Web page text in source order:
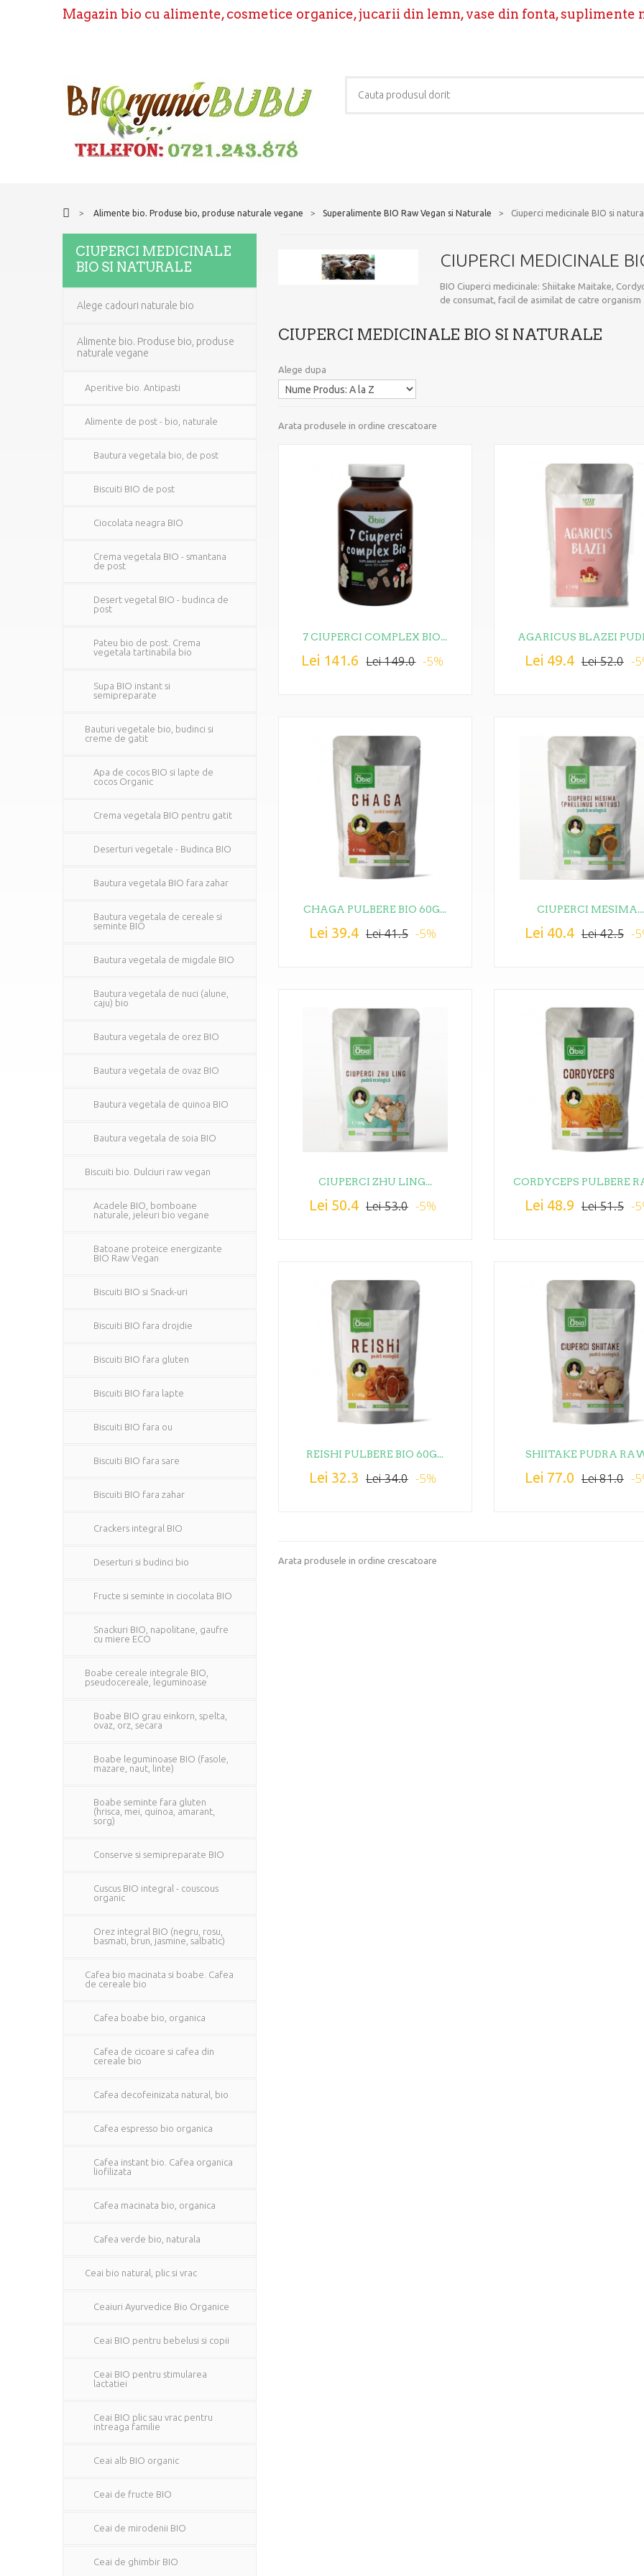
Magazin bio cu alimente, cosmetice organice, jucarii din lemn, vase din fonta, suplimente
> Alimente bio. Produse bio, produse naturale vegane > Superalimente BIO Raw Vegan si Naturale > Ciuperci medicinale BIO si
CIUPERCI MEDICINALE
BIO SI NATURALE
Alege cadouri naturale bio
Alimente bio. Produse bio, produse
naturale vegane
Aperitive bio. Antipasti
Alimente de post - bio, naturale
Bautura vegetala bio, de post
Biscuiti BIO de post
Ciocolata neagra BIO
Crema vegetala BIO - smantana
de post
Desert vegetal BIO - budinca de
post
Pateu bio de post. Crema
vegetala tartinabila bio
Supa BIO instant si
semipreparate
Bauturi vegetale bio, budinci si
creme de gatit
Apa de cocos BIO si lapte de
cocos Organic
Crema vegetala BIO pentru gatit
Deserturi vegetale - Budinca BIO
Bautura vegetala BIO fara zahar
Bautura vegetala de cereale si
seminte BIO
Bautura vegetala de migdale BIO
Bautura vegetala de nuci (alune,
caju) bio
Bautura vegetala de orez BIO
Bautura vegetala de ovaz BIO
Bautura vegetala de quinoa BIO
Bautura vegetala de soia BIO
Biscuiti bio. Dulciuri raw vegan
Acadele BIO, bomboane
naturale, jeleuri bio vegane
Batoane proteice energizante
BIO Raw Vegan
Biscuiti BIO si Snack-uri
Biscuiti BIO fara drojdie
Biscuiti BIO fara gluten
Biscuiti BIO fara lapte
Biscuiti BIO fara ou
Biscuiti BIO fara sare
Biscuiti BIO fara zahar
Crackers integral BIO
Deserturi si budinci bio
Fructe si seminte in ciocolata BIO
Snackuri BIO, napolitane, gaufre
cu miere ECO
Boabe cereale integrale BIO,
pseudocereale, leguminoase
Boabe BIO grau einkorn, spelta,
ovaz, orz, secara
Boabe leguminoase BIO (fasole,
mazare, naut, linte)
Boabe seminte fara gluten
(hrisca, mei, quinoa, amarant,
sorg)
Conserve si semipreparate BIO
Cuscus BIO integral - couscous
organic
Orez integral BIO (negru, rosu,
basmati, brun, jasmine, salbatic)
Cafea bio macinata si boabe. Cafea
de cereale bio
Cafea boabe bio, organica
Cafea de cicoare si cafea din
cereale bio
Cafea decofeinizata natural, bio
Cafea espresso bio organica
Cafea instant bio. Cafea organica
liofilizata
Cafea macinata bio, organica
Cafea verde bio, naturala
Ceai bio natural, plic si vrac
Ceaiuri Ayurvedice Bio Organice
Ceai BIO pentru bebelusi si copii
Ceai BIO pentru stimularea
lactatiei
Ceai BIO plic sau vrac pentru
intreaga familie
Ceai alb BIO organic
Ceai de fructe BIO
Ceai de mirodenii BIO
Ceai de ghimbir BIO
CIUPERCI MEDICINALE
BIO Ciuperci medicinale: Shiitake Maitake,
de consumat, facil de asimilat de catre organism
CIUPERCI MEDICINALE BIO SI NATURALE
Alege dupa
Arata produsele in ordine crescatoare
7 CIUPERCI COMPLEX BIO...
Lei 141.6 Lei 149.0 -5%
AGARICUS BLAZEI
Lei 49.4 Lei 52.0 -
CHAGA PULBERE BIO 60G...
Lei 39.4 Lei 41.5 -5%
CIUPERCI MESIMA...
Lei 40.4 Lei 42.5 -
CIUPERCI ZHU LING...
Lei 50.4 Lei 53.0 -5%
CORDYCEPS PULBERE
Lei 48.9 Lei 51.5 -
REISHI PULBERE BIO 60G...
Lei 32.3 Lei 34.0 -5%
SHIITAKE PUDRA
Lei 77.0 Lei 81.0 -
Arata produsele in ordine crescatoare